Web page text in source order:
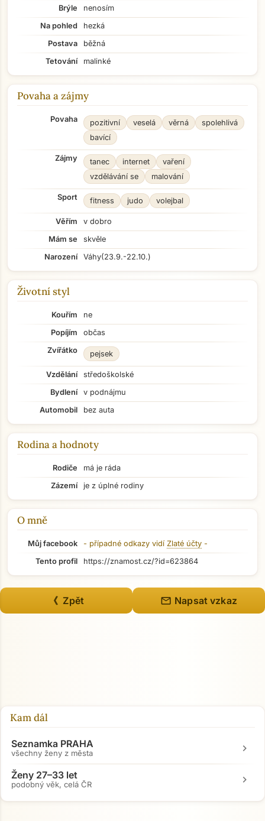
Přejít na hlavní obsah
Brýle
nenosím
Na pohled
hezká
Postava
běžná
Tetování
malinké
Povaha a zájmy
Povaha pozitivní veselá věrná
spolehlivá
bavící
Zájmy tanec internet
vaření
vzdělávání se
malování
Sport fitness judo volejbal
Věřím
v dobro
Mám se
skvěle
Narození
Váhy(23.9.-22.10.)
Životní styl
Kouřím
ne
Popíjím
občas
Zvířátko
pejsek
Vzdělání
středoškolské
Bydlení
v podnájmu
Automobil
bez auta
Rodina a hodnoty
Rodiče
má je ráda
Zázemí
je z úplné rodiny
O mně
Můj facebook - případné odkazy vidí Zlaté účty -
Tento profil
https://znamost.cz/?id=623864
《 Zpět mail Napsat vzkaz
Kam dál
Seznamka PRAHA
všechny ženy z města chevron_right
Ženy 27–33 let
podobný věk, celá ČR chevron_right